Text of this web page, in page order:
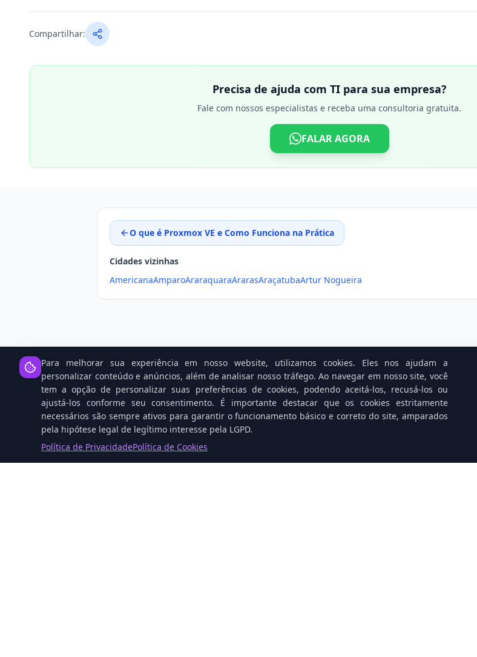
Compartilhar:
Precisa de ajuda com TI para sua empresa?
Fale com nossos especialistas e receba uma consultoria gratuita.
FALAR AGORA
O que é Proxmox VE e Como Funciona na Prática
Cidades vizinhas
AmericanaAmparoAraraquaraArarasAraçatubaArtur Nogueira
Notícias Relacionadas
Para melhorar sua experiência em nosso website, utilizamos cookies. Eles nos ajudam a
personalizar conteúdo e anúncios, além de analisar nosso tráfego. Ao navegar em nosso site, você
tem a opção de personalizar suas preferências de cookies, podendo aceitá-los, recusá-los ou
ajustá-los conforme seu consentimento. É importante destacar que os cookies estritamente
necessários são sempre ativos para garantir o funcionamento básico e correto do site, amparados
pela hipótese legal de legítimo interesse pela LGPD.
Política de PrivacidadePolítica de Cookies